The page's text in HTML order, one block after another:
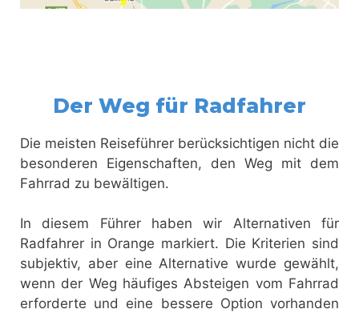
Der Weg für Radfahrer
Die meisten Reiseführer berücksichtigen nicht die
besonderen Eigenschaften, den Weg mit dem
Fahrrad zu bewältigen.
In diesem Führer haben wir Alternativen für
Radfahrer in Orange markiert. Die Kriterien sind
subjektiv, aber eine Alternative wurde gewählt,
wenn der Weg häufiges Absteigen vom Fahrrad
erforderte und eine bessere Option vorhanden